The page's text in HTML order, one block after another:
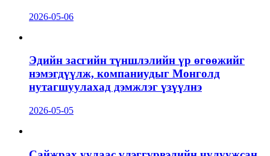
2026-05-06
Эдийн засгийн түншлэлийн үр өгөөжийг
нэмэгдүүлж, компаниудыг Монголд
нутагшуулахад дэмжлэг үзүүлнэ
2026-05-05